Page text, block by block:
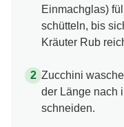
Einmachglas)
schütteln, bis
Kräuter Rub
Zucchini
der Länge nach
schneiden.